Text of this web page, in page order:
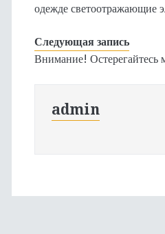
одежде светоотражающие
Следующая запись
Внимание! Остерегайтесь
admin